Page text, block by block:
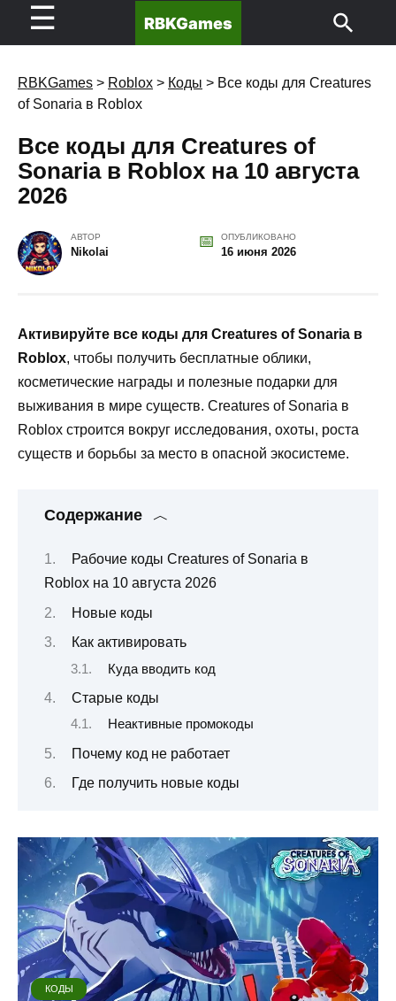
☰ RBKGames
RBKGames > Roblox > Коды > Все коды для Creatures
of Sonaria в Roblox
Все коды для Creatures of
Sonaria в Roblox на 10 августа
2026
АВТОР
Nikolai
ОПУБЛИКОВАНО
16 июня 2026
Активируйте все коды для Creatures of Sonaria в
Roblox, чтобы получить бесплатные облики,
косметические награды и полезные подарки для
выживания в мире существ. Creatures of Sonaria в
Roblox строится вокруг исследования, охоты, роста
существ и борьбы за место в опасной экосистеме.
Содержание
Рабочие коды Creatures of Sonaria в
Roblox на 10 августа 2026
Новые коды
Как активировать
Куда вводить код
Старые коды
Неактивные промокоды
Почему код не работает
Где получить новые коды
КОДЫ